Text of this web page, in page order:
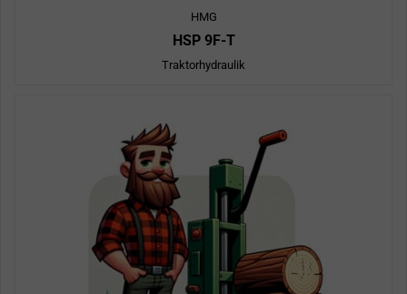
HMG
HSP 9F-T
Traktorhydraulik